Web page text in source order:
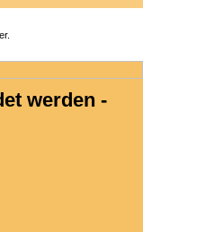
werden -